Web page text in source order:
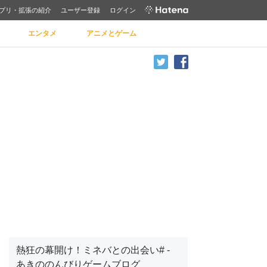
リ・拡張の紹介 ユーザー登録 ログイン
エンタメ アニメとゲーム
熱狂の幕開け！ミネバとの出会い# -
あきののんびりゲームブログ